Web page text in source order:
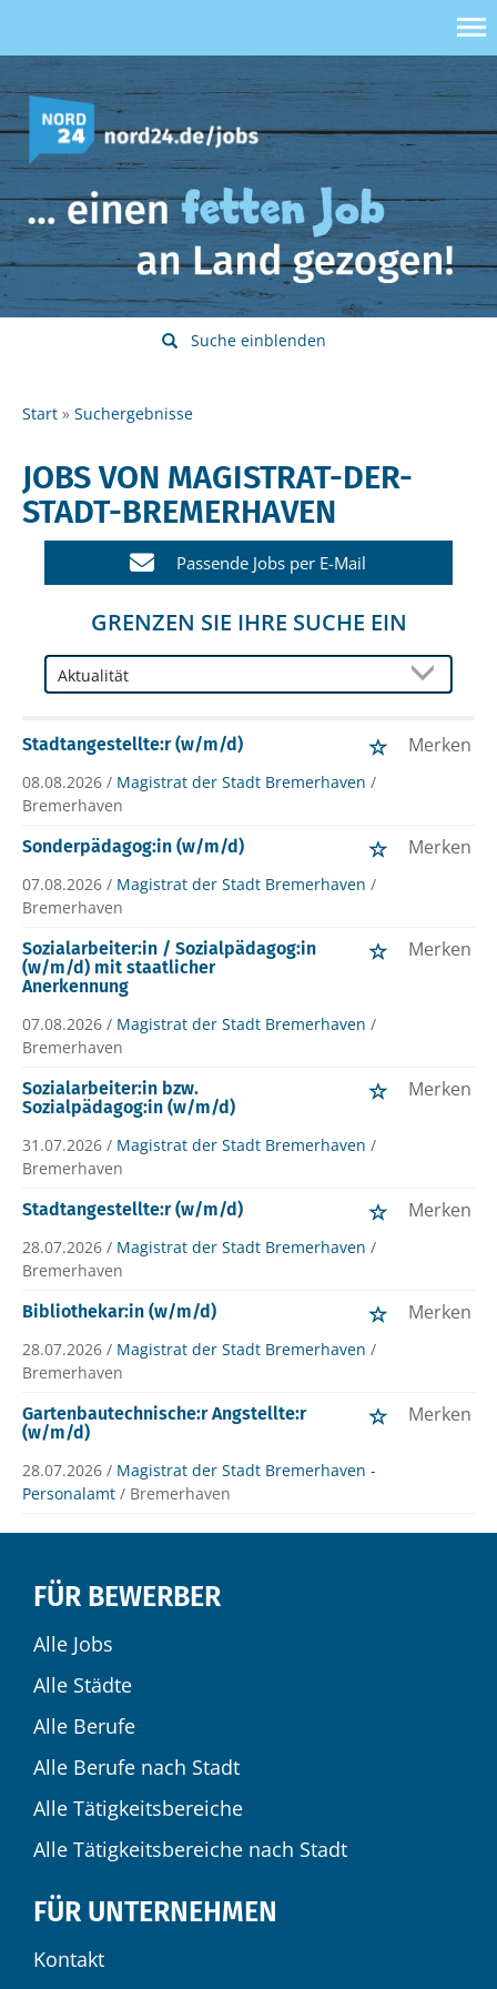
Suche einblenden
Start Suchergebnisse
JOBS VON MAGISTRAT-DER-
STADT-BREMERHAVEN
Passende Jobs per E-Mail
GRENZEN SIE IHRE SUCHE EIN
Stadtangestellte:r (w/m/d) Merken
08.08.2026 / Magistrat der Stadt Bremerhaven /
Bremerhaven
Sonderpädagog:in (w/m/d)
Merken
07.08.2026 / Magistrat der Stadt Bremerhaven /
Bremerhaven
Sozialarbeiter:in / Sozialpädagog:in
(w/m/d) mit staatlicher
Anerkennung
Merken
07.08.2026 / Magistrat der Stadt Bremerhaven /
Bremerhaven
Sozialarbeiter:in bzw.
Sozialpädagog:in (w/m/d)
Merken
31.07.2026 / Magistrat der Stadt Bremerhaven /
Bremerhaven
Stadtangestellte:r (w/m/d)
Merken
28.07.2026 / Magistrat der Stadt Bremerhaven /
Bremerhaven
Bibliothekar:in (w/m/d)
Merken
28.07.2026 / Magistrat der Stadt Bremerhaven /
Bremerhaven
Gartenbautechnische:r Angstellte:r
(w/m/d)
Merken
28.07.2026 / Magistrat der Stadt Bremerhaven -
Personalamt / Bremerhaven
FÜR BEWERBER
Alle Jobs
Alle Städte
Alle Berufe
Alle Berufe nach Stadt
Alle Tätigkeitsbereiche
Alle Tätigkeitsbereiche nach Stadt
FÜR UNTERNEHMEN
Kontakt